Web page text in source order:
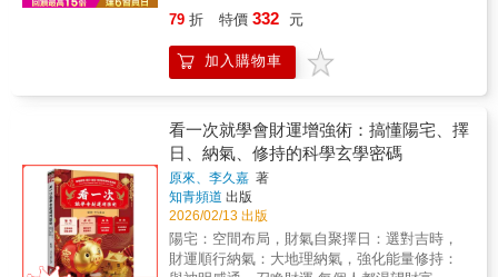
氣」的強大特性──調節氣場、吸引旺氣、抵擋
煞氣，任何人都可以顯著提升自己的運勢。新
手也能養，不怕黑手指。招財旺運就從小小一
運、求職運超旺‧馬拉巴栗升職加薪、生意興隆‧
香龍血樹有助於挑戰與成長，掌握財運‧虎尾蘭
發揮強力驅邪效果，守護財運‧富貴竹以積極正
面的能量獲得巨額財富 花少少的錢，從一個便
宜盆栽開始就好！ 不費時費力，每隔幾天照顧
一次！ 超簡單，水耕栽培也OK！ 買哪些？放
哪裡？怎麼養？最完整的綠植開運指南。更多
讓財運進家門的觀葉植物就在這一本！觀葉植
79 折 特價 332 元
加入購物車
看一次就學會財運增強術：搞懂陽宅、擇
日、納氣、修持的科學玄學密碼
原來、李久嘉 著
知青頻道 出版
2026/02/13 出版
陽宅：空間布局，財氣自聚擇日：選對吉時，
財運順行納氣：大地理納氣，強化能量修持：